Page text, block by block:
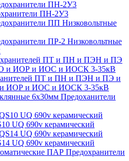
ПН-2У3
Низковольтные
Низковольтные
ПТ и ПН и ПЭН и ПЭ и
ИОР и ИОС и ИОСК 3-35кВ
Предоханители
UQ 690v керамический
UQ 690v керамический
Предохранители